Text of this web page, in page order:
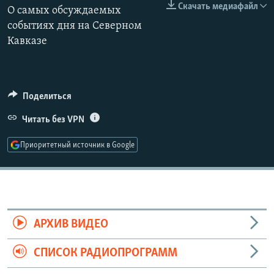
РАСПИСАНИЕ ВЕЩАНИЯ
ПОДПИШИТЕСЬ НА РАССЫЛКУ
Все сайты РСЕ/РС
Скачать медиафайл
О самых обсуждаемых
событиях дня на Северном
Кавказе
Поделиться
Читать без VPN
Приоритетный источник в Google
АРХИВ ВИДЕО
СПИСОК РАДИОПРОГРАММ